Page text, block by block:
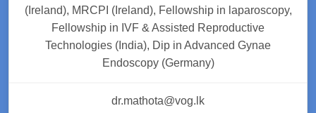
(Ireland), MRCPI (Ireland), Fellowship in laparoscopy,
Fellowship in IVF & Assisted Reproductive
Technologies (India), Dip in Advanced Gynae
Endoscopy (Germany)
dr.mathota@vog.lk